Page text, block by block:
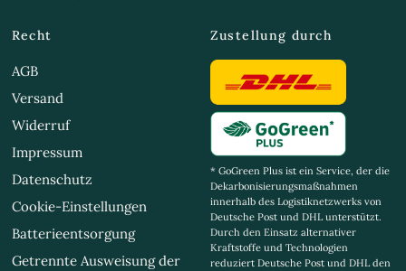
Recht
AGB
Versand
Widerruf
Impressum
Datenschutz
Cookie-Einstellungen
Batterieentsorgung
Getrennte Ausweisung der
Zustellung durch
* GoGreen Plus ist ein Service, der die
Dekarbonisierungsmaßnahmen
innerhalb des Logistiknetzwerks von
Deutsche Post und DHL unterstützt.
Durch den Einsatz alternativer
Kraftstoffe und Technologien
reduziert Deutsche Post und DHL den